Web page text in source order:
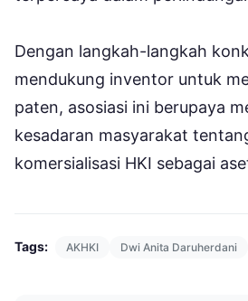
Dengan langkah-langkah
mendukung inventor untuk
paten, asosiasi ini berupaya
kesadaran masyarakat
komersialisasi HKI sebagai
Tags: AKHKI Dwi Anita Daruherdani